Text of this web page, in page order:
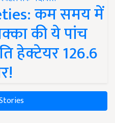
कम समय में
की ये पांच
हेक्टेयर 126.6